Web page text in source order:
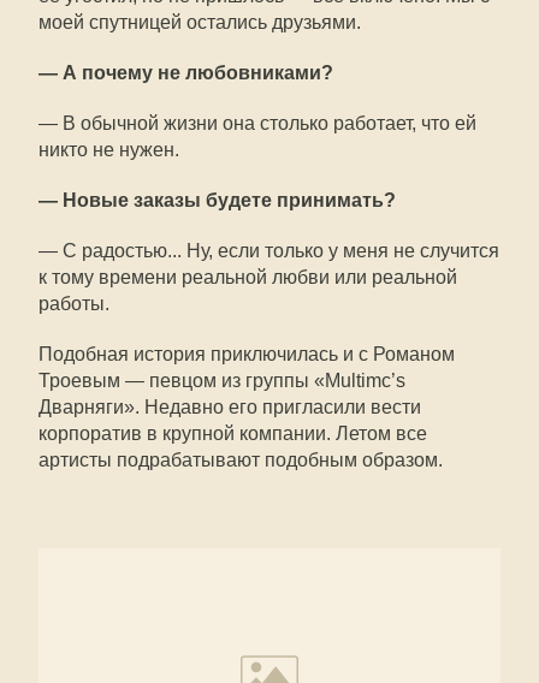
моей спутницей остались друзьями.
— А почему не любовниками?
— В обычной жизни она столько работает, что ей
никто не нужен.
— Новые заказы будете принимать?
— С радостью... Ну, если только у меня не случится
к тому времени реальной любви или реальной
работы.
Подобная история приключилась и с Романом
Троевым — певцом из группы «Multimc’s
Дварняги». Недавно его пригласили вести
корпоратив в крупной компании. Летом все
артисты подрабатывают подобным образом.